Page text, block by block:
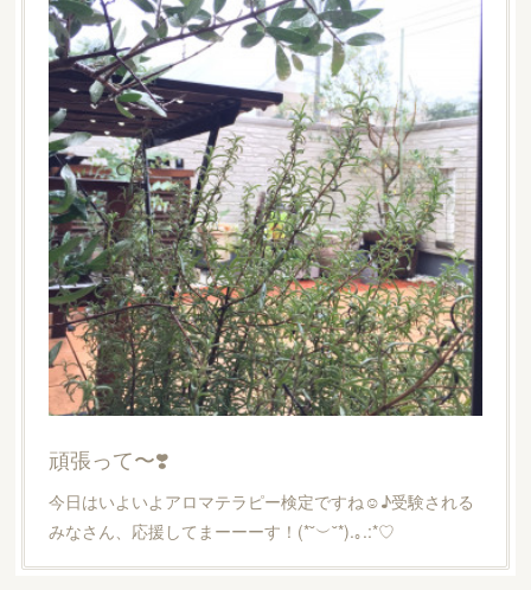
頑張って〜❣️
今日はいよいよアロマテラピー検定ですね☺︎♪受験される
みなさん、応援してまーーーす！(*˘︶˘*).｡.:*♡